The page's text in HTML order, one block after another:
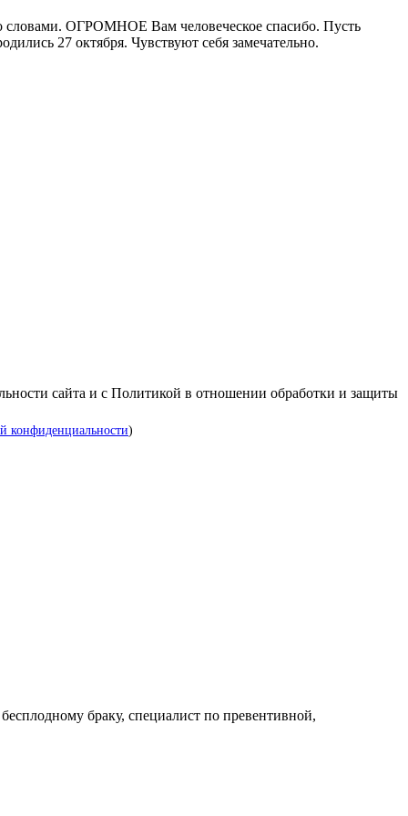
словами. ОГРОМНОЕ Вам человеческое спасибо. Пусть
27 октября. Чувствуют себя замечательно.
сайта и с Политикой в отношении обработки и защиты
конфиденциальности)
браку, специалист по превентивной,